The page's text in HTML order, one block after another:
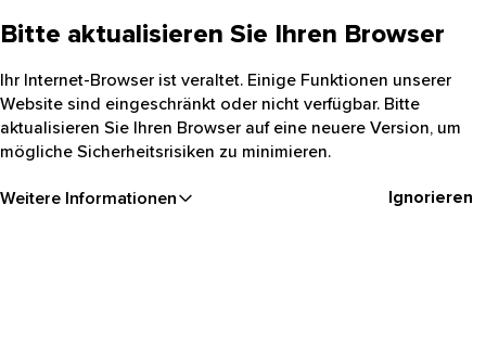
Bitte aktualisieren Sie Ihren Browser
Ihr Internet-Browser ist veraltet. Einige Funktionen unserer
Website sind eingeschränkt oder nicht verfügbar. Bitte
aktualisieren Sie Ihren Browser auf eine neuere Version, um
mögliche Sicherheitsrisiken zu minimieren.
Weitere Informationen Ignorieren